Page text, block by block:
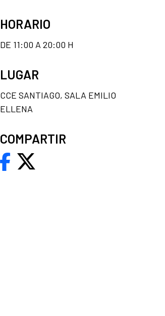
HORARIO
DE 11:00 A 20:00 H
LUGAR
CCE SANTIAGO, SALA EMILIO
ELLENA
COMPARTIR